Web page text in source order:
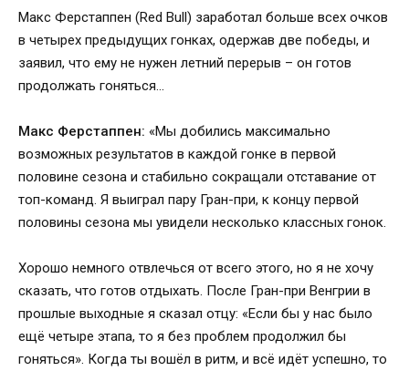
Макс Ферстаппен (Red Bull) заработал больше всех очков
в четырех предыдущих гонках, одержав две победы, и
заявил, что ему не нужен летний перерыв – он готов
продолжать гоняться...
Макс Ферстаппен: «Мы добились максимально
возможных результатов в каждой гонке в первой
половине сезона и стабильно сокращали отставание от
топ-команд. Я выиграл пару Гран-при, к концу первой
половины сезона мы увидели несколько классных гонок.
Хорошо немного отвлечься от всего этого, но я не хочу
сказать, что готов отдыхать. После Гран-при Венгрии в
прошлые выходные я сказал отцу: «Если бы у нас было
ещё четыре этапа, то я без проблем продолжил бы
гоняться». Когда ты вошёл в ритм, и всё идёт успешно, то